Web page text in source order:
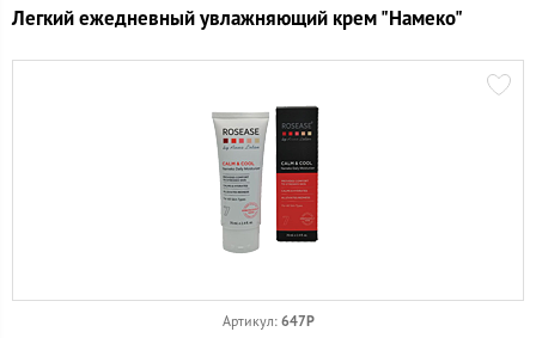
Легкий ежедневный увлажняющий крем "Намеко"
Артикул: 647P